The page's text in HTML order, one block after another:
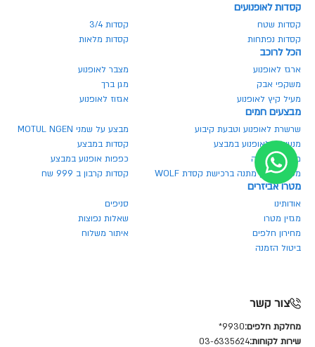
קסדות לאופנועים
קסדות שטח
קסדות 3/4
קסדות נפתחות
קסדות מלאות
הכל לרוכב
ארגז לאופנוע
מצבר לאופנוע
משקפי אבק
מגן ברך
מעיל קיץ לאופנוע
אגזוז לאופנוע
מבצעים חמים
שרשרת לאופנוע וטבעת קיבוע
מבצע על שמני MOTUL NGEN
מנעולים לאופנוע במבצע
קסדות במבצע
משקף בהנחה
כפפות אופנוע במבצע
משקף אבק מתנה ברכישת קסדת WOLF
קסדות קרבון ב 999 שח
מטרו אביזרים
אודותינו
סניפים
מגזין מטרו
שאלות נפוצות
מחירון חלפים
איתור משלוח
ביטול הזמנה
צור קשר
מחלקת חלפים:9930*
שירות לקוחות:03-6335624